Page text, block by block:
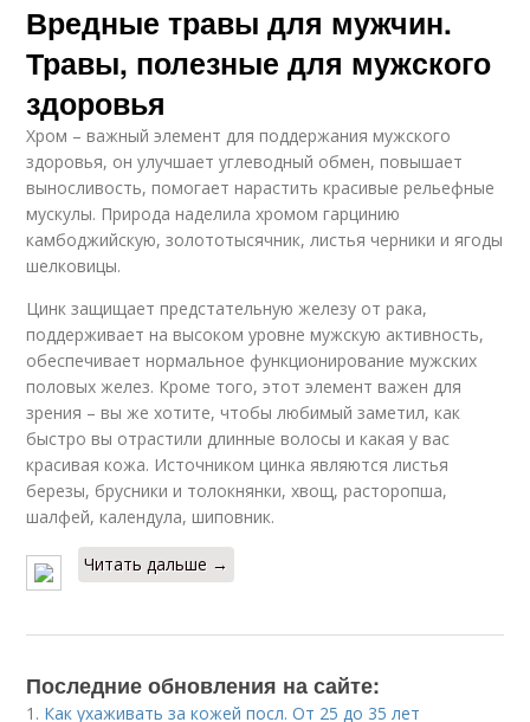
Вредные травы для мужчин.
Травы, полезные для мужского
здоровья
Хром – важный элемент для поддержания мужского
здоровья, он улучшает углеводный обмен, повышает
выносливость, помогает нарастить красивые рельефные
мускулы. Природа наделила хромом гарцинию
камбоджийскую, золототысячник, листья черники и ягоды
шелковицы.
Цинк защищает предстательную железу от рака,
поддерживает на высоком уровне мужскую активность,
обеспечивает нормальное функционирование мужских
половых желез. Кроме того, этот элемент важен для
зрения – вы же хотите, чтобы любимый заметил, как
быстро вы отрастили длинные волосы и какая у вас
красивая кожа. Источником цинка являются листья
березы, брусники и толокнянки, хвощ, расторопша,
шалфей, календула, шиповник.
Читать дальше →
Последние обновления на сайте:
1. Как ухаживать за кожей посл. От 25 до 35 лет